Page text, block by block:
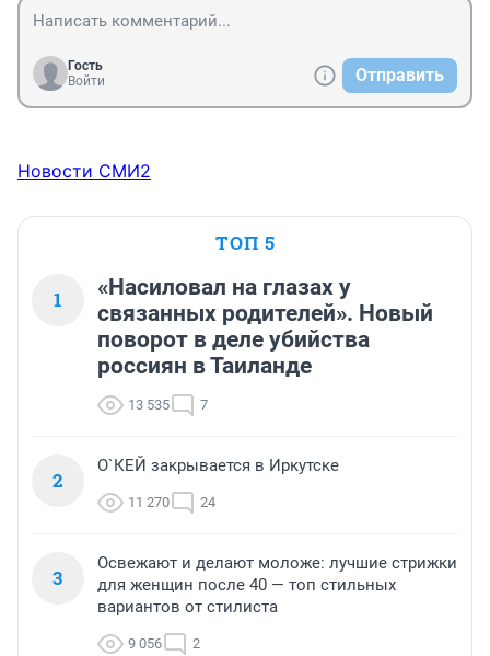
Гость
Войти
Отправить
Новости СМИ2
ТОП 5
1
«Насиловал на глазах у
связанных родителей». Новый
поворот в деле убийства
россиян в Таиланде
13 535 7
2
О`КЕЙ закрывается в Иркутске
11 270 24
3
Освежают и делают моложе: лучшие стрижки
для женщин после 40 — топ стильных
вариантов от стилиста
9 056 2